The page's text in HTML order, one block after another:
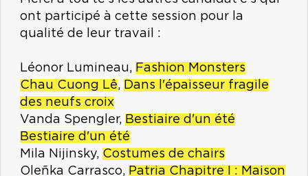
ont participé à cette session pour la
qualité de leur travail :
Léonor Lumineau, Fashion Monsters
Chau Cuong Lê, Dans l'épaisseur fragile
des neufs croix
Vanda Spengler, Bestiaire d'un été
Bestiaire d'un été
Mila Nijinsky, Costumes de chairs
Oleñka Carrasco, Patria Chapitre I : Maison